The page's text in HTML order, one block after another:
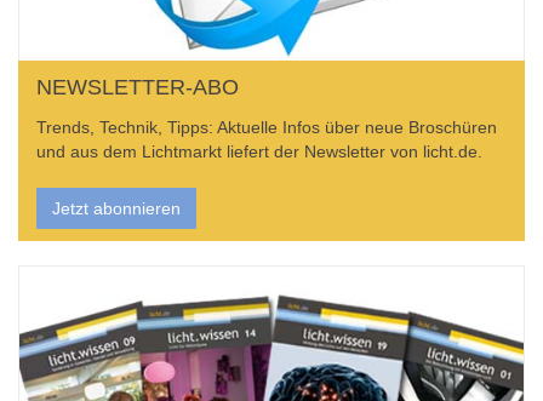
NEWSLETTER-ABO
Trends, Technik, Tipps: Aktuelle Infos über neue Broschüren
und aus dem Lichtmarkt liefert der Newsletter von licht.de.
Jetzt abonnieren